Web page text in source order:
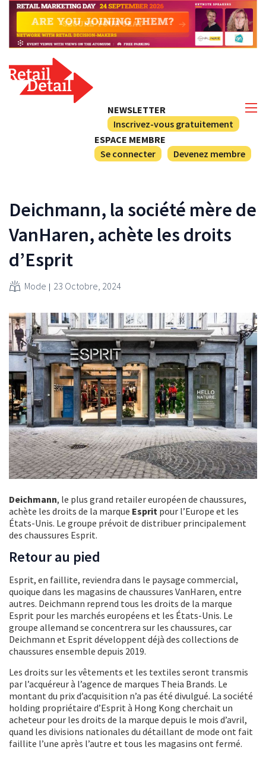
NEWSLETTER
Inscrivez-vous gratuitement
ESPACE MEMBRE
Se connecter
Devenez membre
Deichmann, la société mère de
VanHaren, achète les droits
d’Esprit
Mode 23 Octobre, 2024
Deichmann, le plus grand retailer européen de chaussures,
achète les droits de la marque Esprit pour l’Europe et les
États-Unis. Le groupe prévoit de distribuer principalement
des chaussures Esprit.
Retour au pied
Esprit, en faillite, reviendra dans le paysage commercial,
quoique dans les magasins de chaussures VanHaren, entre
autres. Deichmann reprend tous les droits de la marque
Esprit pour les marchés européens et les États-Unis. Le
groupe allemand se concentrera sur les chaussures, car
Deichmann et Esprit développent déjà des collections de
chaussures ensemble depuis 2019.
Les droits sur les vêtements et les textiles seront transmis
par l’acquéreur à l’agence de marques Theia Brands. Le
montant du prix d’acquisition n’a pas été divulgué. La société
holding propriétaire d’Esprit à Hong Kong cherchait un
acheteur pour les droits de la marque depuis le mois d’avril,
quand les divisions nationales du détaillant de mode ont fait
faillite l’une après l’autre et tous les magasins ont fermé.